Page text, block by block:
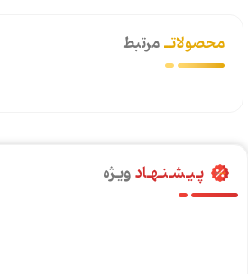
محصولاتــمرتبط
پـیـشـنـهـادویـژه